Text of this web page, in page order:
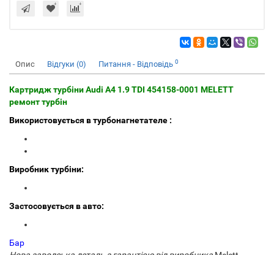
Опис Відгуки (0) Питання - Відповідь 0
Картридж турбіни Audi A4 1.9 TDI 454158-0001 MELETT
ремонт турбін
Використовується в турбонагнетателе :
Виробник турбіни:
Застосовується в авто:
Бар